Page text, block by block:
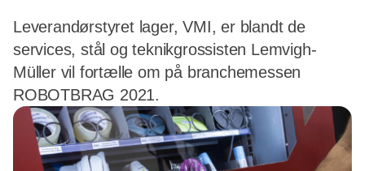
Leverandørstyret lager, VMI, er blandt de
services, stål og teknikgrossisten Lemvigh-
Müller vil fortælle om på branchemessen
ROBOTBRAG 2021.